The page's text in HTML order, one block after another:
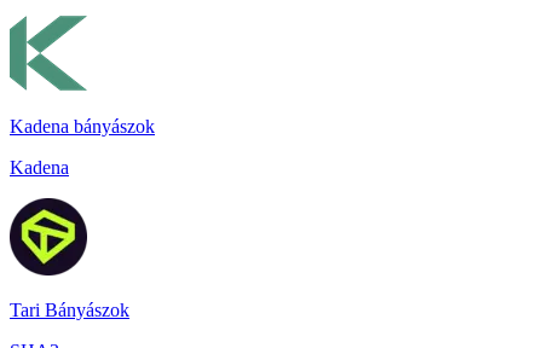
Kadena bányászok
Kadena
Tari Bányászok